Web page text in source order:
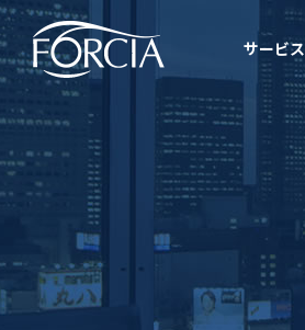
サービス